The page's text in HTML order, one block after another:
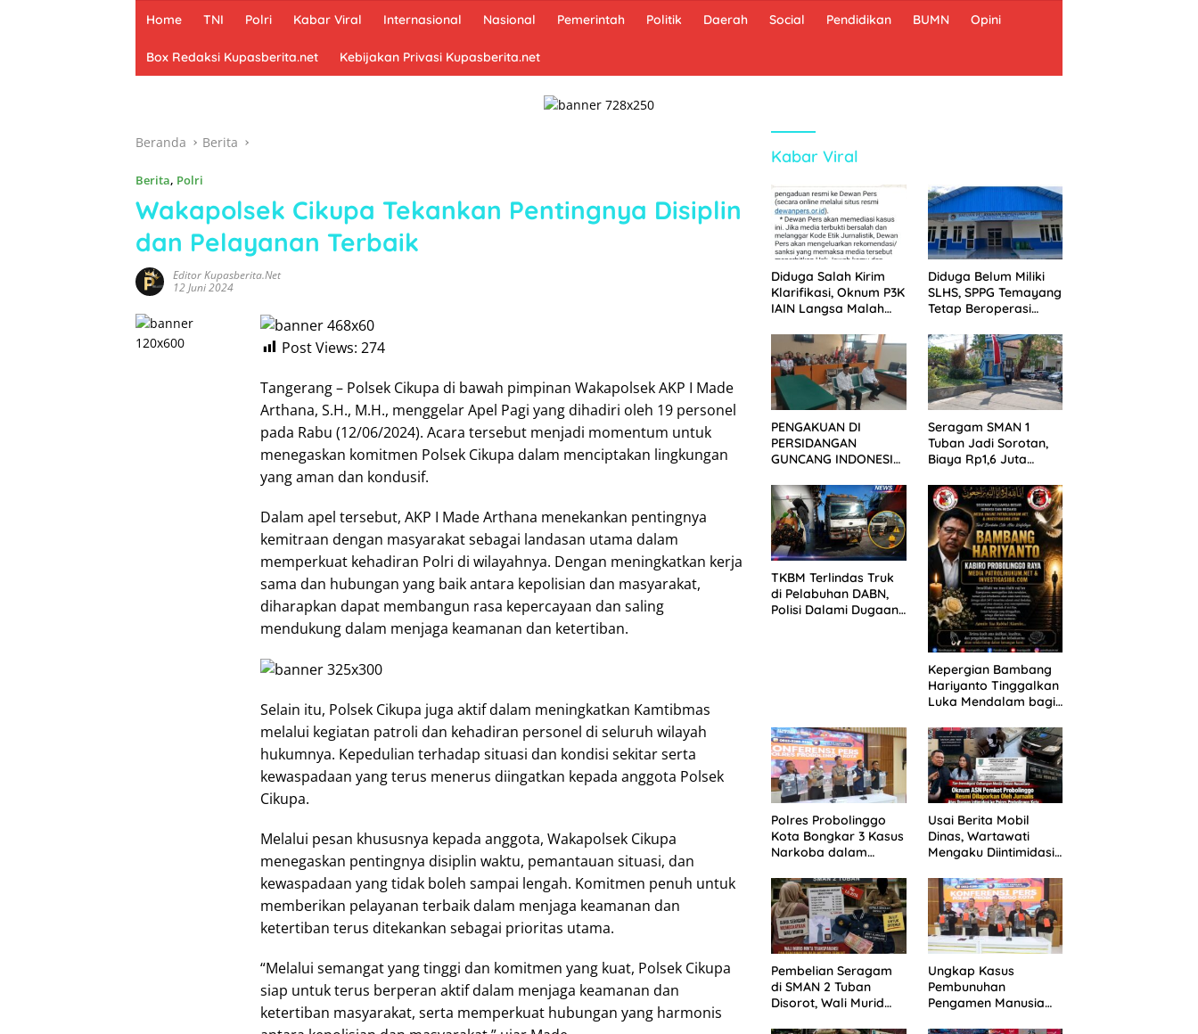
Home TNI Polri Kabar Viral Internasional Nasional Pemerintah Politik Daerah Social Pendidikan BUMN Opini
Box Redaksi Kupasberita.net Kebijakan Privasi Kupasberita.net
Beranda Berita
Berita, Polri
Wakapolsek Cikupa Tekankan Pentingnya Disiplin
dan Pelayanan Terbaik
Editor Kupasberita.net
12 Juni 2024
Post Views: 274
Tangerang – Polsek Cikupa di bawah pimpinan Wakapolsek AKP I Made
Arthana, S.H., M.H., menggelar Apel Pagi yang dihadiri oleh 19 personel
pada Rabu (12/06/2024). Acara tersebut menjadi momentum untuk
menegaskan komitmen Polsek Cikupa dalam menciptakan lingkungan
yang aman dan kondusif.
Dalam apel tersebut, AKP I Made Arthana menekankan pentingnya
kemitraan dengan masyarakat sebagai landasan utama dalam
memperkuat kehadiran Polri di wilayahnya. Dengan meningkatkan kerja
sama dan hubungan yang baik antara kepolisian dan masyarakat,
diharapkan dapat membangun rasa kepercayaan dan saling
mendukung dalam menjaga keamanan dan ketertiban.
Selain itu, Polsek Cikupa juga aktif dalam meningkatkan Kamtibmas
melalui kegiatan patroli dan kehadiran personel di seluruh wilayah
hukumnya. Kepedulian terhadap situasi dan kondisi sekitar serta
kewaspadaan yang terus menerus diingatkan kepada anggota Polsek
Cikupa.
Melalui pesan khususnya kepada anggota, Wakapolsek Cikupa
menegaskan pentingnya disiplin waktu, pemantauan situasi, dan
kewaspadaan yang tidak boleh sampai lengah. Komitmen penuh untuk
memberikan pelayanan terbaik dalam menjaga keamanan dan
ketertiban terus ditekankan sebagai prioritas utama.
“Melalui semangat yang tinggi dan komitmen yang kuat, Polsek Cikupa
siap untuk terus berperan aktif dalam menjaga keamanan dan
ketertiban masyarakat, serta memperkuat hubungan yang harmonis
Kabar Viral
Diduga Salah Kirim
Klarifikasi, Oknum P3K
IAIN Langsa Malah
Dewan Pers
Diduga Belum Miliki
SLHS, SPPG Temayang
Tetap Beroperasi
PENGAKUAN DI
PERSIDANGAN
GUNCANG INDONESIA!
DITUNDA, KELUARGA
KORBAN MENGAMUK
DI PN MALANG
Seragam SMAN 1
Tuban Jadi Sorotan,
Biaya Rp1,6 Juta
SPMB 2026
TKBM Terlindas Truk
di Pelabuhan DABN,
Polisi Dalami Dugaan
Kepergian Bambang
Hariyanto Tinggalkan
Luka Mendalam bagi
Patrolihukum.net
Polres Probolinggo
Kota Bongkar 3 Kasus
Narkoba dalam
Sabu Disita
Usai Berita Mobil
Dinas, Wartawati
Mengaku Diintimidasi
Pemkot Probolinggo
dan Tempuh Jalur
Hukum
Pembelian Seragam
di SMAN 2 Tuban
Disorot, Wali Murid
Ungkap Kasus
Pembunuhan
Pengamen Manusia